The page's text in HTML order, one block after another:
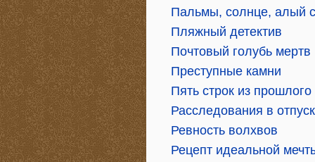
Пальмы, солнце, алый
Пляжный детектив
Почтовый голубь мертв
Преступные камни
Пять строк из прошлого
Расследования в
Ревность волхвов
Рецепт идеальной